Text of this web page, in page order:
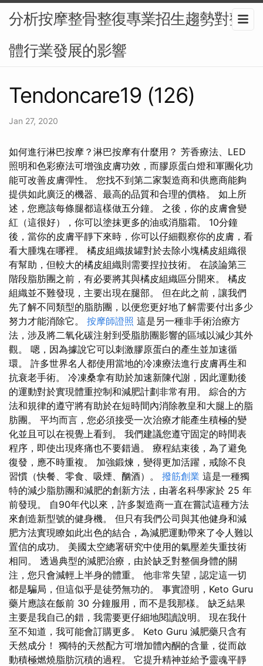
分析按摩整骨整復專業招生趨勢對整
體行業發展的影響
Tendoncare19 (126)
Jan 27, 2020
如何進行淋巴按摩？淋巴按摩有什麼用？ 芳香療法、LED
照明和色彩療法可增強皮膚功效，而膠原蛋白燈和軍團化功
能可改善皮膚彈性。 您找不到第二家製造商和供應商能夠
提供如此廣泛的機器、最高的品質和合理的價格。 如上所
述，您應該每條腿都這樣做五分鐘。 之後，你的皮膚會變
紅（這很好），你可以塗抹更多的油或消脂霜。 10分鐘
後，當你的皮膚平靜下來時，你可以仔細觀察你的皮膚，看
看大腫塊在哪裡。 橘皮組織拔罐對於去除小塊橘皮組織很
有幫助，但較大的橘皮組織則需要捏拉技術。 在談論第三
階段脂肪團之前，有必要將其與橘皮組織區分開來。 橘皮
組織並不難發現，主要出現在腿部。 但在此之前，讓我們
先了解不同類型的脂肪團，以便您更好地了解需要付出多少
努力才能消除它。 按摩師證照 這是另一種非手術治療方
法，涉及將二氧化碳注射到受脂肪團影響的區域以減少其外
觀。 嗯，因為據說它可以刺激膠原蛋白的產生並加速循
環。 許多世界名人都使用當地的冷凍療法進行皮膚再生和
抗衰老手術。 冷凍桑拿有助於加速新陳代謝，因此運動後
的運動對於實現體重控制和減肥計劃非常有用。 綜合的方
法和規律的遵守將有助於在短時間內消除教皇和大腿上的脂
肪團。 平均而言，您必須接受一次治療才能產生積極的變
化並且可以在視覺上看到。 我們建議您遵守固定的時間表
程序，即使出現疼痛也不要錯過。 療程結束後，為了避免
復發，應不時重複。 加強鍛煉，變得更加活躍，戒除不良
習慣（快餐、零食、吸煙、酗酒）。 撥筋創業 這是一種獨
特的減少脂肪團和減肥的創新方法，由著名科學家於 25 年
前發現。 自90年代以來，許多製造商一直在嘗試這種方法
來創造新型號的健身機。 但只有我們公司與其他健身和減
肥方法實現瞭如此出色的結合，為減肥運動帶來了令人難以
置信的成功。 美國太空總署研究中使用的氣壓差失重技術
相同。 透過典型的減肥治療，由於缺乏對整個身體的關
注，您只會減輕上半身的體重。 他非常失望，認定這一切
都是騙局，但這似乎是徒勞無功的。 事實證明，Keto Guru
藥片應該在飯前 30 分鐘服用，而不是我那樣。 缺乏結果
主要是我自己的錯，我需要更仔細地閱讀說明。 現在我什
至不知道，我可能會訂購更多。 Keto Guru 減肥藥只含有
天然成分！ 獨特的天然配方可增加體內酮的含量，從而啟
動積極燃燒脂肪沉積的過程。 它提升精神並給予靈魂平靜